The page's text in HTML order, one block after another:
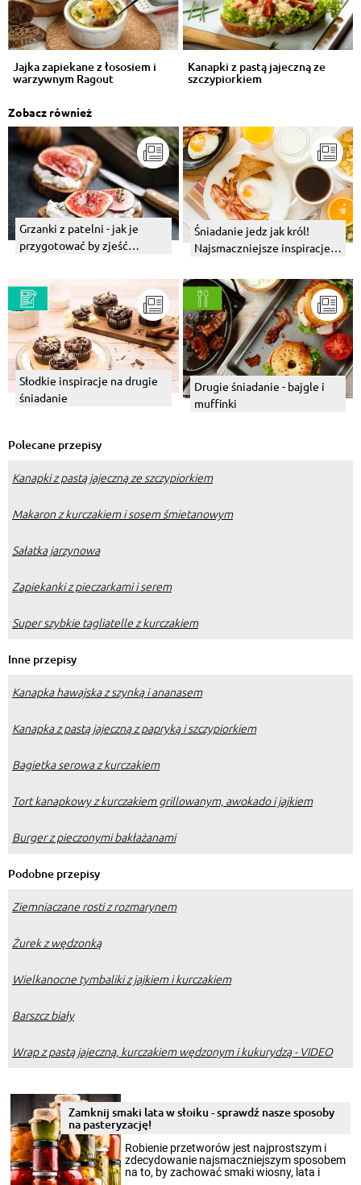
Jajka zapiekane z łososiem i
warzywnym Ragout
Kanapki z pastą jajeczną ze
szczypiorkiem
Zobacz również
Grzanki z patelni - jak je
przygotować by zjeść
Z czym podawać?
Śniadanie jedz jak król!
Najsmaczniejsze inspiracje
Słodkie inspiracje na drugie
śniadanie
Drugie śniadanie - bajgle i
muffinki
Polecane przepisy
Kanapki z pastą jajeczną ze szczypiorkiem
Makaron z kurczakiem i sosem śmietanowym
Sałatka jarzynowa
Zapiekanki z pieczarkami i serem
Super szybkie tagliatelle z kurczakiem
Inne przepisy
Kanapka hawajska z szynką i ananasem
Kanapka z pastą jajeczną z papryką i szczypiorkiem
Bagietka serowa z kurczakiem
Tort kanapkowy z kurczakiem grillowanym, awokado i jajkiem
Burger z pieczonymi bakłażanami
Podobne przepisy
Ziemniaczane rosti z rozmarynem
Żurek z wędzonką
Wielkanocne tymbaliki z jajkiem i kurczakiem
Barszcz biały
Wrap z pastą jajeczną, kurczakiem wędzonym i kukurydzą - VIDEO
Zamknij smaki lata w słoiku - sprawdź nasze sposoby
na pasteryzację!
Robienie przetworów jest najprostszym i
zdecydowanie najsmaczniejszym sposobem
na to, by zachować smaki wiosny, lata i